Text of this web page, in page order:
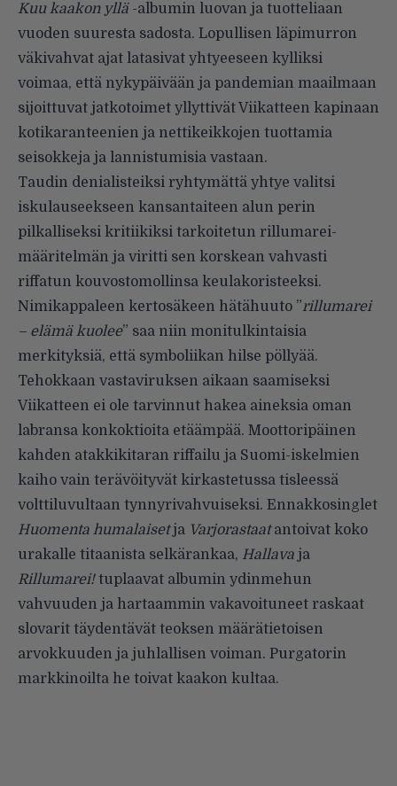
Kuu kaakon yllä -albumin luovan ja tuotteliaan
vuoden suuresta sadosta. Lopullisen läpimurron
väkivahvat ajat latasivat yhtyeeseen kylliksi
voimaa, että nykypäivään ja pandemian maailmaan
sijoittuvat jatkotoimet yllyttivät Viikatteen kapinaan
kotikaranteenien ja nettikeikkojen tuottamia
seisokkeja ja lannistumisia vastaan.
Taudin denialisteiksi ryhtymättä yhtye valitsi
iskulauseekseen kansantaiteen alun perin
pilkalliseksi kritiikiksi tarkoitetun rillumarei-
määritelmän ja viritti sen korskean vahvasti
riffatun kouvostomollinsa keulakoristeeksi.
Nimikappaleen kertosäkeen hätähuuto ”rillumarei
– elämä kuolee” saa niin monitulkintaisia
merkityksiä, että symboliikan hilse pöllyää.
Tehokkaan vastaviruksen aikaan saamiseksi
Viikatteen ei ole tarvinnut hakea aineksia oman
labransa konkoktioita etäämpää. Moottoripäinen
kahden atakkikitaran riffailu ja Suomi-iskelmien
kaiho vain terävöityvät kirkastetussa tisleessä
volttiluvultaan tynnyrivahvuiseksi. Ennakkosinglet
Huomenta humalaisetja Varjorastaatantoivat koko
urakalle titaanista selkärankaa, Hallava ja
Rillumarei!tuplaavat albumin ydinmehun
vahvuuden ja hartaammin vakavoituneet raskaat
slovarit täydentävät teoksen määrätietoisen
arvokkuuden ja juhlallisen voiman. Purgatorin
markkinoilta he toivat kaakon kultaa.